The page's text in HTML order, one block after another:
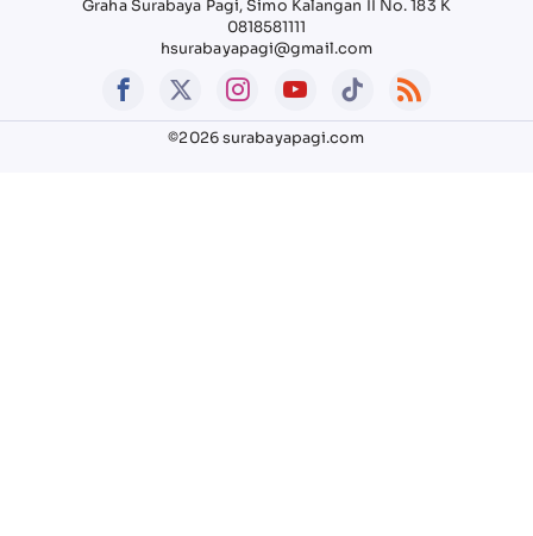
Graha Surabaya Pagi, Simo Kalangan II No. 183 K
0818581111
hsurabayapagi@gmail.com
©2026 surabayapagi.com